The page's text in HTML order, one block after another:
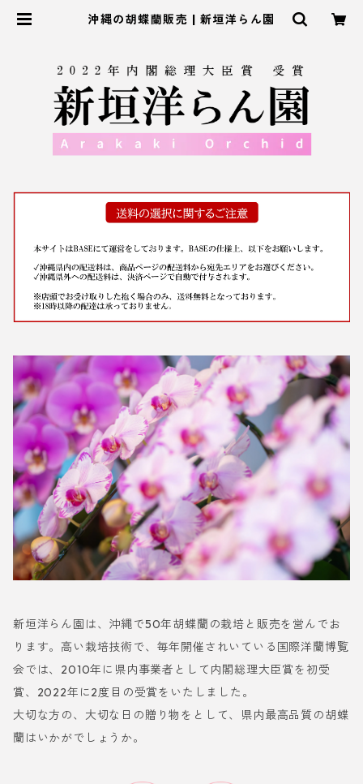
沖縄の胡蝶蘭販売 | 新垣洋らん園
新垣洋らん園は、沖縄で50年胡蝶蘭の栽培と販売を営んでお
ります。高い栽培技術で、毎年開催されいている国際洋蘭博覧
会では、2010年に県内事業者として内閣総理大臣賞を初受
賞、2022年に2度目の受賞をいたしました。
大切な方の、大切な日の贈り物をとして、県内最高品質の胡蝶
蘭はいかがでしょうか。